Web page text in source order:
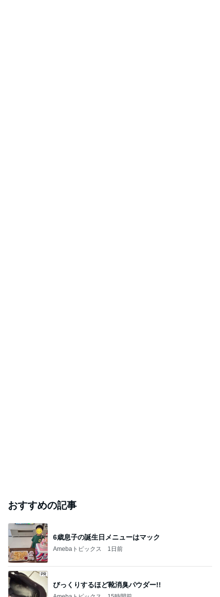
おすすめの記事
6歳息子の誕生日メニューはマック
Amebaトピックス 1日前
びっくりするほど靴消臭パウダー!!